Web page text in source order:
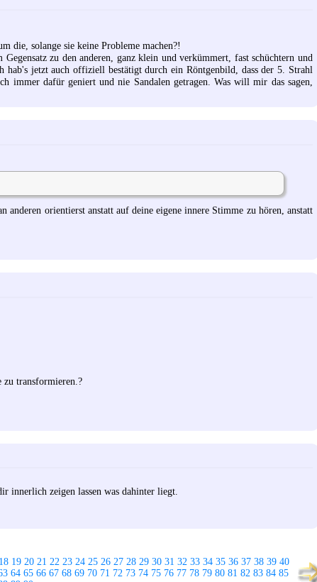
die, solange sie keine Probleme machen?!
zu den anderen, ganz klein und verkümmert, fast schüchtern und
hab's jetzt auch offiziell bestätigt durch ein Röntgenbild, dass der 5. Strahl
immer dafür geniert und nie Sandalen getragen. Was will mir das sagen,
anderen orientierst anstatt auf deine eigene innere Stimme zu hören, anstatt
zu transformieren.?
innerlich zeigen lassen was dahinter liegt.
18 19 20 21 22 23 24 25 26 27 28 29 30 31 32 33 34 35 36 37 38 39 40
64 65 66 67 68 69 70 71 72 73 74 75 76 77 78 79 80 81 82 83 84 85